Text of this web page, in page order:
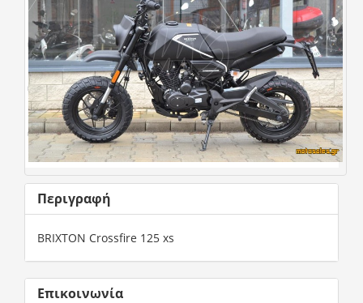
Περιγραφή
BRIXTON Crossfire 125 xs
Επικοινωνία